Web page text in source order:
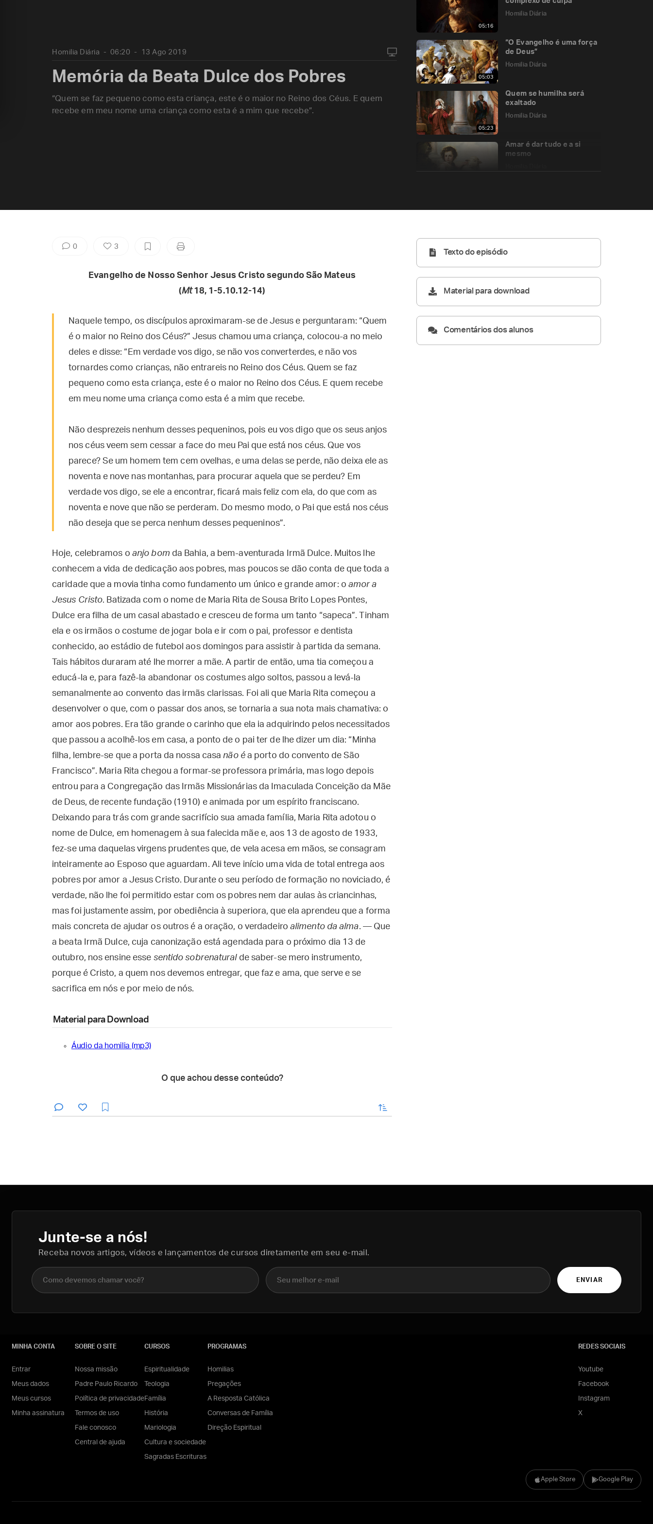
05:16
Homilia Diária
05:03
“O Evangelho é uma força
de Deus”
Homilia Diária
05:23
Quem se humilha será
exaltado
Homilia Diária
Amar é dar tudo e a si
mesmo
Homilia Diária 06:20 13 Ago 2019
Memória da Beata Dulce dos Pobres
“Quem se faz pequeno como esta criança, este é o maior no Reino dos Céus. E quem
recebe em meu nome uma criança como esta é a mim que recebe”.
0 3
Evangelho de Nosso Senhor Jesus Cristo segundo São Mateus
(Mt18, 1-5.10.12-14)
Naquele tempo, os discípulos aproximaram-se de Jesus e perguntaram: “Quem
é o maior no Reino dos Céus?” Jesus chamou uma criança, colocou-a no meio
deles e disse: “Em verdade vos digo, se não vos converterdes, e não vos
tornardes como crianças, não entrareis no Reino dos Céus. Quem se faz
pequeno como esta criança, este é o maior no Reino dos Céus. E quem recebe
em meu nome uma criança como esta é a mim que recebe.
Não desprezeis nenhum desses pequeninos, pois eu vos digo que os seus anjos
nos céus veem sem cessar a face do meu Pai que está nos céus. Que vos
parece? Se um homem tem cem ovelhas, e uma delas se perde, não deixa ele as
noventa e nove nas montanhas, para procurar aquela que se perdeu? Em
verdade vos digo, se ele a encontrar, ficará mais feliz com ela, do que com as
noventa e nove que não se perderam. Do mesmo modo, o Pai que está nos céus
não deseja que se perca nenhum desses pequeninos”.
Hoje, celebramos o anjo bom da Bahia, a bem-aventurada Irmã Dulce. Muitos lhe
conhecem a vida de dedicação aos pobres, mas poucos se dão conta de que toda a
caridade que a movia tinha como fundamento um único e grande amor: o amor a
Jesus Cristo. Batizada com o nome de Maria Rita de Sousa Brito Lopes Pontes,
Dulce era filha de um casal abastado e cresceu de forma um tanto “sapeca”. Tinham
ela e os irmãos o costume de jogar bola e ir com o pai, professor e dentista
conhecido, ao estádio de futebol aos domingos para assistir à partida da semana.
Tais hábitos duraram até lhe morrer a mãe. A partir de então, uma tia começou a
educá-la e, para fazê-la abandonar os costumes algo soltos, passou a levá-la
semanalmente ao convento das irmãs clarissas. Foi ali que Maria Rita começou a
desenvolver o que, com o passar dos anos, se tornaria a sua nota mais chamativa: o
amor aos pobres. Era tão grande o carinho que ela ia adquirindo pelos necessitados
que passou a acolhê-los em casa, a ponto de o pai ter de lhe dizer um dia: “Minha
filha, lembre-se que a porta da nossa casanão éa porto do convento de São
Francisco”. Maria Rita chegou a formar-se professora primária, mas logo depois
entrou para a Congregação das Irmãs Missionárias da Imaculada Conceição da Mãe
de Deus, de recente fundação (1910) e animada por um espírito franciscano.
Deixando para trás com grande sacrifício sua amada família, Maria Rita adotou o
nome de Dulce, em homenagem à sua falecida mãe e, aos 13 de agosto de 1933,
fez-se uma daquelas virgens prudentes que, de vela acesa em mãos, se consagram
inteiramente ao Esposo que aguardam. Ali teve início uma vida de total entrega aos
pobres por amor a Jesus Cristo. Durante o seu período de formação no noviciado, é
verdade, não lhe foi permitido estar com os pobres nem dar aulas às criancinhas,
mas foi justamente assim, por obediência à superiora, que ela aprendeu que a forma
mais concreta de ajudar os outros é a oração, o verdadeiro alimento da alma. — Que
a beata Irmã Dulce, cuja canonização está agendada para o próximo dia 13 de
outubro, nos ensine esse sentido sobrenaturalde saber-se mero instrumento,
porque é Cristo, a quem nos devemos entregar, que faz e ama, que serve e se
sacrifica em nós e por meio de nós.
Material para Download
Áudio da homilia (mp3)
O que achou desse conteúdo?
enviar
Texto do episódio
Material para download
Comentários dos alunos
Junte-se a nós!
Receba novos artigos, vídeos e lançamentos de cursos diretamente em seu e-mail.
Nome completo E-mail
ENVIAR
Apple Store Google Play
MINHA CONTA
Entrar
Meus dados
Meus cursos
Minha assinatura
SOBRE O SITE
Nossa missão
Padre Paulo Ricardo
Política de privacidade
Termos de uso
Fale conosco
Central de ajuda
CURSOS
Espiritualidade
Teologia
Família
História
Mariologia
Cultura e sociedade
Sagradas Escrituras
PROGRAMAS
Homilias
Pregações
A Resposta Católica
Conversas de Família
Direção Espiritual
REDES SOCIAIS
Youtube
Facebook
Instagram
X